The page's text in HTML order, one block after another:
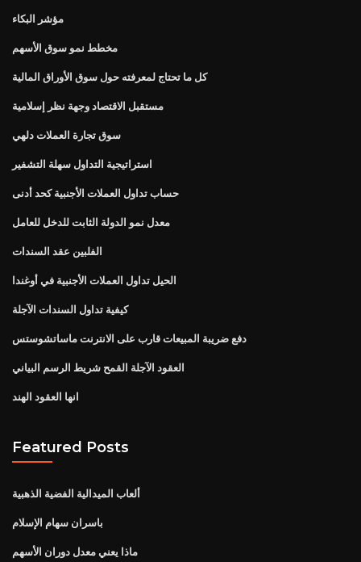
مؤشر البكاء
مخطط نمو سوق الأسهم
كل ما تحتاج لمعرفته حول سوق الأوراق المالية
مستقبل الاقتصاد وجهة نظر إسلامية
سوق تجارة العملات دلهي
استراتيجية التداول سهلة التشفير
حساب تداول العملات الأجنبية كحد أدنى
معدل نمو الدولة الثابت للدخل للعامل
الفلبين عقد السندات
الحيل تداول العملات الأجنبية في أوغندا
كيفية تداول السندات الآجلة
دفع ضريبة المبيعات قارب على الانترنت ماساتشوستس
العقود الآجلة القمح شريط الرسم البياني
انها العقود الهند
Featured Posts
ألعاب الميدالية الفضية الذهبية
باسران سهام الإسلام
ماذا يعني معدل دوران الأسهم